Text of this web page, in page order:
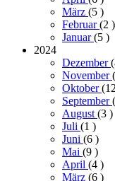
März (5 )
Februar(2 )
Januar(5 )
2024
Dezember
November
Oktober
September
August(3 )
Juli (1 )
Juni (6 )
Mai (9 )
April (4 )
März (6 )